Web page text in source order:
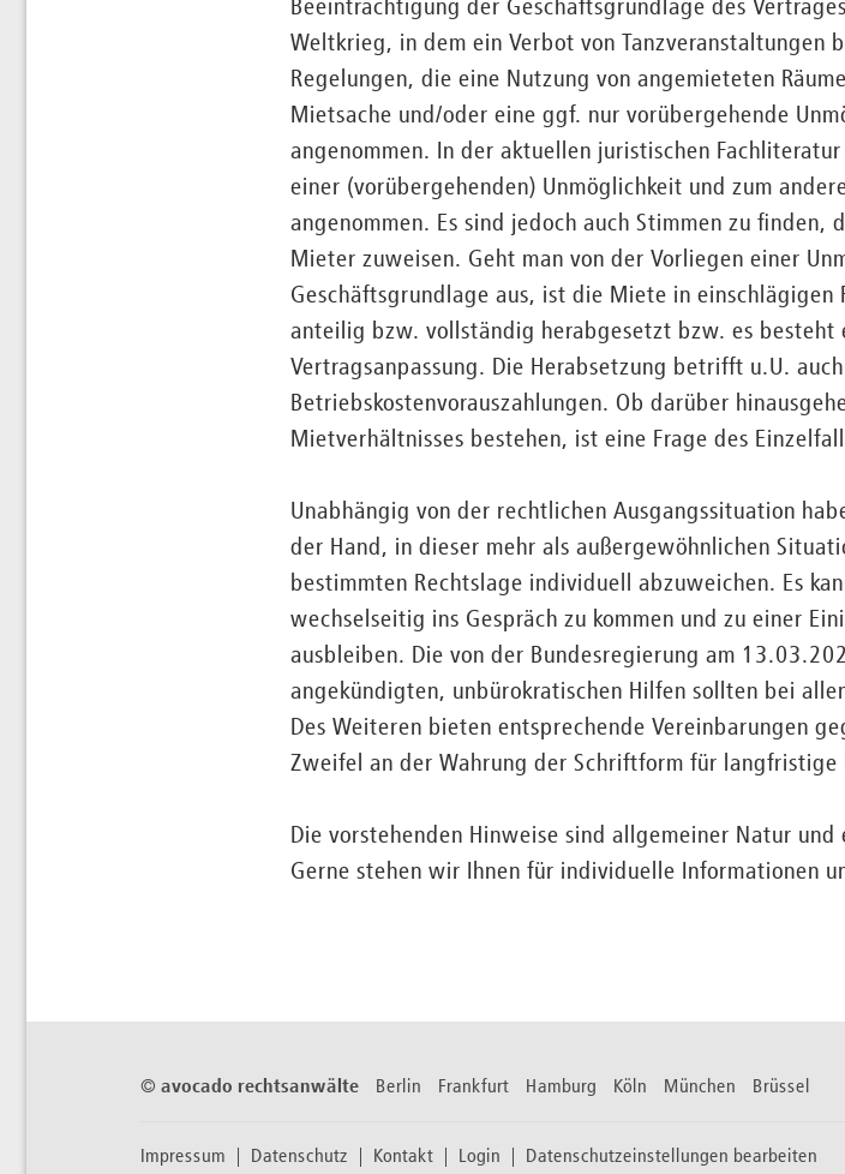
Beeinträchtigung der Geschäftsgrundlage des
Weltkrieg, in dem ein Verbot von Tanzveranstaltungen
Regelungen, die eine Nutzung von angemieteten
Mietsache und/oder eine ggf. nur vorübergehende
angenommen. In der aktuellen juristischen
einer (vorübergehenden) Unmöglichkeit und zum
angenommen. Es sind jedoch auch Stimmen zu finden,
Mieter zuweisen. Geht man von der Vorliegen einer
Geschäftsgrundlage aus, ist die Miete in
anteilig bzw. vollständig herabgesetzt bzw. es besteht
Vertragsanpassung. Die Herabsetzung betrifft u.U.
Betriebskostenvorauszahlungen. Ob darüber
Mietverhältnisses bestehen, ist eine Frage des
Unabhängig von der rechtlichen Ausgangssituation
der Hand, in dieser mehr als außergewöhnlichen
bestimmten Rechtslage individuell abzuweichen. Es
wechselseitig ins Gespräch zu kommen und zu einer
ausbleiben. Die von der Bundesregierung am
angekündigten, unbürokratischen Hilfen sollten bei
Des Weiteren bieten entsprechende Vereinbarungen
Zweifel an der Wahrung der Schriftform für
Die vorstehenden Hinweise sind allgemeiner Natur
Gerne stehen wir Ihnen für individuelle Informationen
© avocado rechtsanwälte Berlin Frankfurt Hamburg Köln München Brüssel
Impressum Datenschutz Kontakt Login Datenschutzeinstellungen bearbeiten